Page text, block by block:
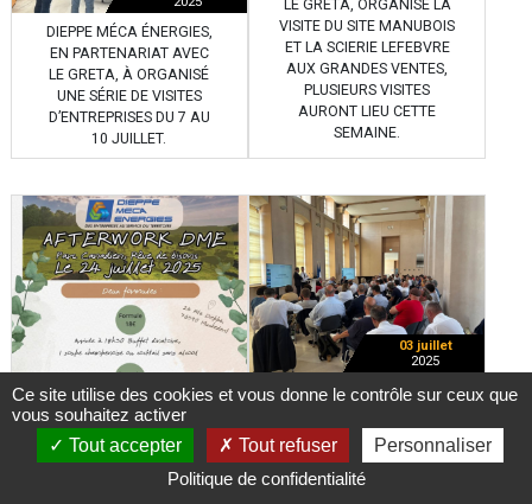
DIEPPE MÉCA ÉNERGIES,
EN PARTENARIAT AVEC
LE GRETA, À ORGANISÉ
UNE SÉRIE DE VISITES
D’ENTREPRISES DU 7 AU
10 JUILLET.
LE GRETA, ORGANISE LA
VISITE DU SITE MANUBOIS
ET LA SCIERIE LEFEBVRE
AUX GRANDES VENTES,
PLUSIEURS VISITES
AURONT LIEU CETTE
SEMAINE.
03 juillet
2025
PATRICE GAULT,
PRÉSIDENT DE LA
COMMISSION
DÉVELOPPEMENT
Ce site utilise des cookies et vous donne le contrôle sur ceux que
vous souhaitez activer
Tout accepter
Tout refuser
Personnaliser
Politique de confidentialité